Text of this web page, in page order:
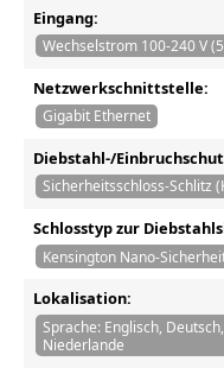
Eingang:
Wechselstrom 100-240 V
Netzwerkschnittstelle:
Gigabit Ethernet
Diebstahl-/
Sicherheitsschloss-Schlitz
Schlosstyp zur
Kensington Nano-
Lokalisation:
Sprache: Englisch,
Niederlande